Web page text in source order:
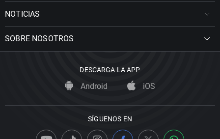
NOTICIAS
SOBRE NOSOTROS
DESCARGA LA APP
Android iOS
SÍGUENOS EN